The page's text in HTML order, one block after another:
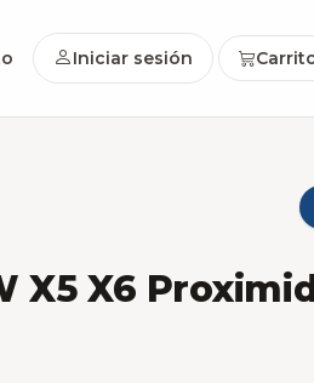
Iniciar sesión
X5 X6